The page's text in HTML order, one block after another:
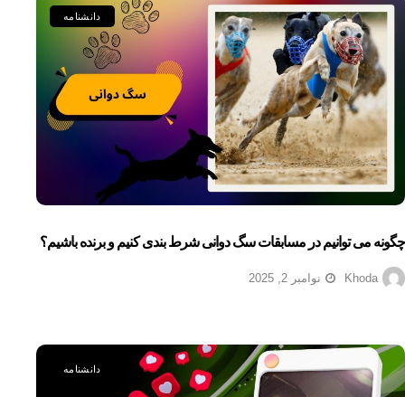
دانشنامه
چگونه می توانیم در مسابقات سگ دوانی شرط بندی کنیم و برنده باشیم؟
Khoda نوامبر 2, 2025
دانشنامه